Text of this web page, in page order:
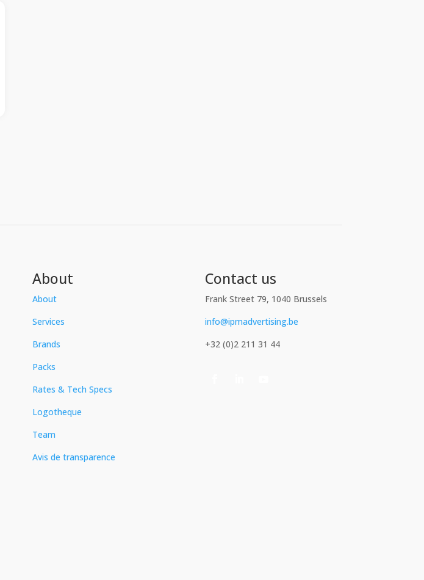
About
About
Services
Brands
Packs
Rates & Tech Specs
Logotheque
Team
Avis de transparence
Contact us
Frank Street 79, 1040 Brussels
info@ipmadvertising.be
+32 (0)2 211 31 44